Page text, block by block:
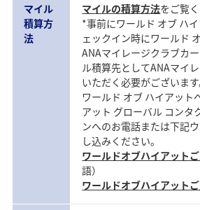
マイル
積算方
法
マイルの積算方法をご覧く
*事前にワールド オブ ハ
ェックイン時にワールド
ANAマイレージクラブカ
ル積算先としてANAマイ
いただく必要がございます
ワールド オブ ハイアット
アット グローバル コンタ
ンへのお電話または下記
し込みください。
ワールドオブハイアット
語）
ワールドオブハイアット